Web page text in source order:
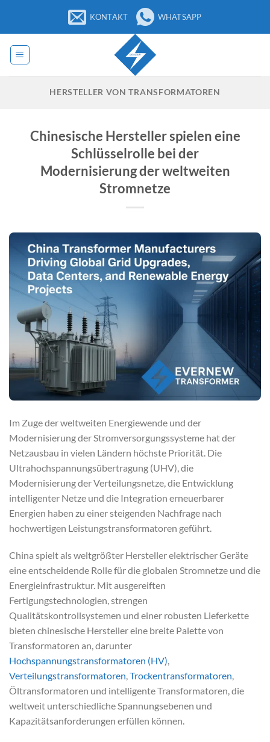
springen
KONTAKT WHATSAPP
HERSTELLER VON TRANSFORMATOREN
Chinesische Hersteller spielen eine
Schlüsselrolle bei der
Modernisierung der weltweiten
Stromnetze
Im Zuge der weltweiten Energiewende und der
Modernisierung der Stromversorgungssysteme hat der
Netzausbau in vielen Ländern höchste Priorität. Die
Ultrahochspannungsübertragung (UHV), die
Modernisierung der Verteilungsnetze, die Entwicklung
intelligenter Netze und die Integration erneuerbarer
Energien haben zu einer steigenden Nachfrage nach
hochwertigen Leistungstransformatoren geführt.
China spielt als weltgrößter Hersteller elektrischer Geräte
eine entscheidende Rolle für die globalen Stromnetze und die
Energieinfrastruktur. Mit ausgereiften
Fertigungstechnologien, strengen
Qualitätskontrollsystemen und einer robusten Lieferkette
bieten chinesische Hersteller eine breite Palette von
Transformatoren an, darunter
Hochspannungstransformatoren (HV),
Verteilungstransformatoren,Trockentransformatoren,
Öltransformatoren und intelligente Transformatoren, die
weltweit unterschiedliche Spannungsebenen und
Kapazitätsanforderungen erfüllen können.